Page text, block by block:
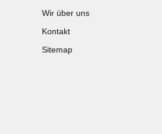
Wir über uns
Kontakt
Sitemap